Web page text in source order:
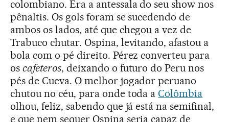
colombiano. Era a antessala do seu show nos
pênaltis. Os gols foram se sucedendo de
ambos os lados, até que chegou a vez de
Trabuco chutar. Ospina, levitando, afastou a
bola com o pé direito. Pérez converteu para
os cafeteros, deixando o futuro do Peru nos
pés de Cueva. O melhor jogador peruano
chutou no céu, para onde toda aColômbia
olhou, feliz, sabendo que já está na semifinal,
e que nem sequer Ospina seria capaz de